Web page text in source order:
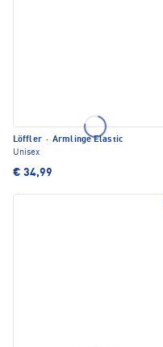
Löffler · Armlinge Elastic
Unisex
€ 34,99